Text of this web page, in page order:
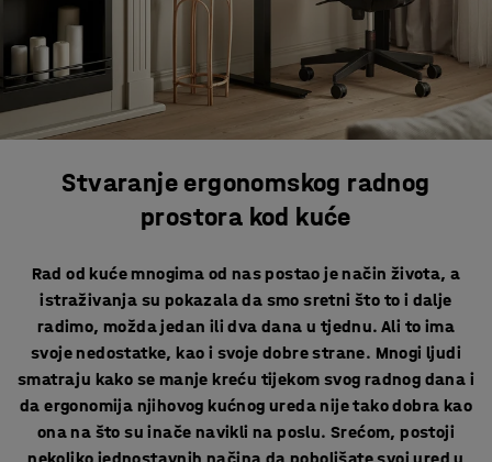
Stvaranje ergonomskog radnog
prostora kod kuće
Rad od kuće mnogima od nas postao je način života, a
istraživanja su pokazala da smo sretni što to i dalje
radimo, možda jedan ili dva dana u tjednu. Ali to ima
svoje nedostatke, kao i svoje dobre strane. Mnogi ljudi
smatraju kako se manje kreću tijekom svog radnog dana i
da ergonomija njihovog kućnog ureda nije tako dobra kao
ona na što su inače navikli na poslu. Srećom, postoji